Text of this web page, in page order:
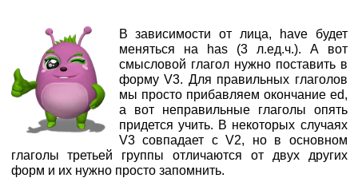
В зависимости от лица, have будет
меняться на has (3 л.ед.ч.). А вот
смысловой глагол нужно поставить в
форму V3. Для правильных глаголов
мы просто прибавляем окончание ed,
а вот неправильные глаголы опять
придется учить. В некоторых случаях
V3 совпадает с V2, но в основном
глаголы третьей группы отличаются от двух других
форм и их нужно просто запомнить.